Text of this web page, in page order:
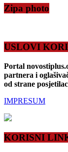
Zipa photo
USLOVI
Portal
partnera i
od strane
IMPRESUM
KORISNI